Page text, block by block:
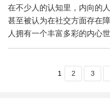
特征
在不少人的认知里，内向的
甚至被认为在社交方面存在
人拥有一个丰富多彩的内心
哪些独特...
1 2 3